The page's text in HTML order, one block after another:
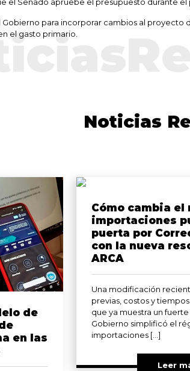
para incorporar cambios al proyecto
el gasto primario.
Noticias
de
en las
Cómo cambia el
importaciones
puerta por
con la nueva
ARCA
Una modificación
previas, costos y
que ya muestra un fuerte
Gobierno simplificó el
importaciones […]
Leer